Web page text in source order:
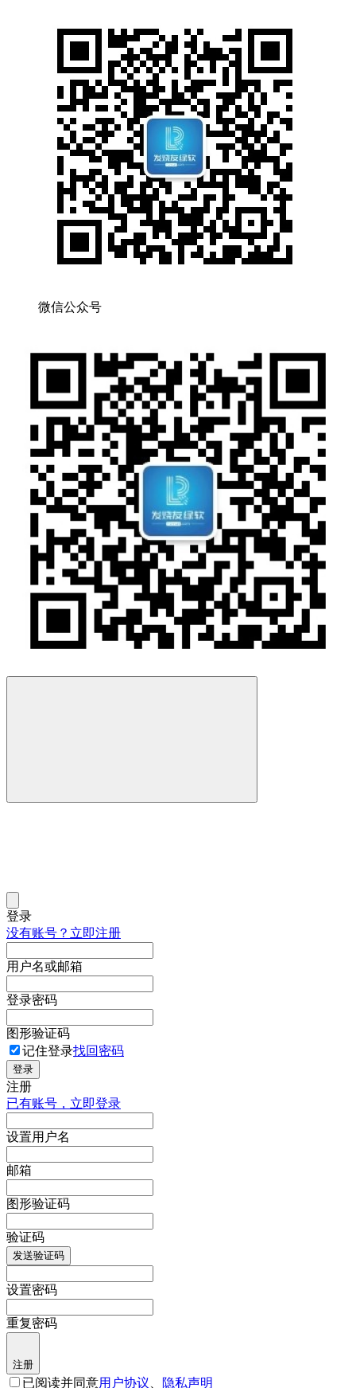
微信公众号
登录
没有账号？立即注册
用户名或邮箱
登录密码
图形验证码
记住登录找回密码
登录
注册
已有账号，立即登录
设置用户名
邮箱
图形验证码
验证码
发送验证码
设置密码
重复密码
注册
已阅读并同意用户协议 隐私声明